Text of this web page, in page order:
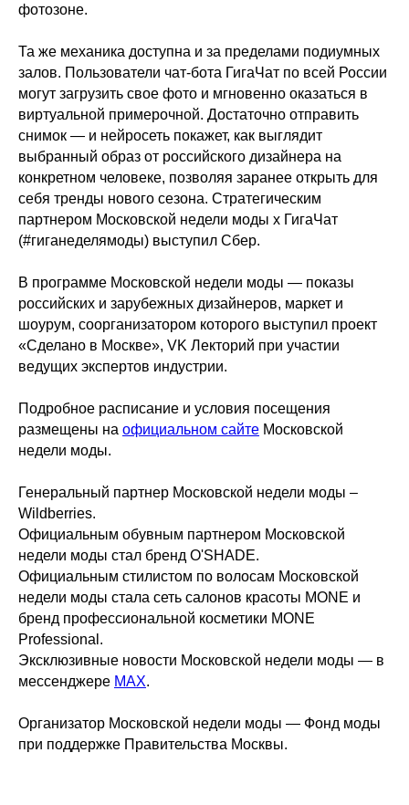
фотозоне.
Та же механика доступна и за пределами подиумных
залов. Пользователи чат-бота ГигаЧат по всей России
могут загрузить свое фото и мгновенно оказаться в
виртуальной примерочной. Достаточно отправить
снимок — и нейросеть покажет, как выглядит
выбранный образ от российского дизайнера на
конкретном человеке, позволяя заранее открыть для
себя тренды нового сезона. Стратегическим
партнером Московской недели моды х ГигаЧат
(#гиганеделямоды) выступил Сбер.
В программе Московской недели моды — показы
российских и зарубежных дизайнеров, маркет и
шоурум, соорганизатором которого выступил проект
«Сделано в Москве», VK Лекторий при участии
ведущих экспертов индустрии.
Подробное расписание и условия посещения
размещены на официальном сайте Московской
недели моды.
Генеральный партнер Московской недели моды –
Wildberries.
Официальным обувным партнером Московской
недели моды стал бренд O'SHADE.
Официальным стилистом по волосам Московской
недели моды стала сеть салонов красоты MONE и
бренд профессиональной косметики MONE
Professional.
Эксклюзивные новости Московской недели моды — в
мессенджере MAX.
Организатор Московской недели моды — Фонд моды
при поддержке Правительства Москвы.